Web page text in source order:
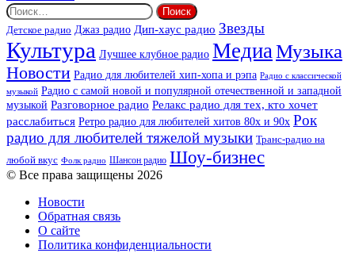
Найти:
Детское радио Джаз радио Дип-хаус радио Звезды
Культура Лучшее клубное радио МедиаМузыка
Новости Радио для любителей хип-хопа и рэпа Радио с классической
музыкой Радио с самой новой и популярной отечественной и западной
музыкой Разговорное радио Релакс радио для тех, кто хочет
расслабиться Ретро радио для любителей хитов 80х и 90х Рок
радио для любителей тяжелой музыки Транс-радио на
любой вкус Фолк радио Шансон радио Шоу-бизнес
© Все права защищены 2026
Новости
Обратная связь
О сайте
Политика конфиденциальности